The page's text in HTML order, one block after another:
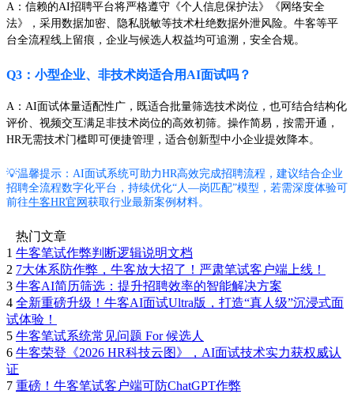
A：信赖的AI招聘平台将严格遵守《个人信息保护法》《网络安全
法》，采用数据加密、隐私脱敏等技术杜绝数据外泄风险。牛客等平
台全流程线上留痕，企业与候选人权益均可追溯，安全合规。
Q3：小型企业、非技术岗适合用AI面试吗？
A：AI面试体量适配性广，既适合批量筛选技术岗位，也可结合结构化
评价、视频交互满足非技术岗位的高效初筛。操作简易，按需开通，
HR无需技术门槛即可便捷管理，适合创新型中小企业提效降本。
💡温馨提示：AI面试系统可助力HR高效完成招聘流程，建议结合企业
招聘全流程数字化平台，持续优化“人—岗匹配”模型，若需深度体验可
前往牛客HR官网 获取行业最新案例材料。
热门文章
1 牛客笔试作弊判断逻辑说明文档
2 7大体系防作弊，牛客放大招了！严肃笔试客户端上线！
3 牛客AI简历筛选：提升招聘效率的智能解决方案
4 全新重磅升级！牛客AI面试Ultra版，打造“真人级”沉浸式面
试体验！
5 牛客笔试系统常见问题 For 候选人
6 牛客荣登《2026 HR科技云图》，AI面试技术实力获权威认
证
7 重磅！牛客笔试客户端可防ChatGPT作弊